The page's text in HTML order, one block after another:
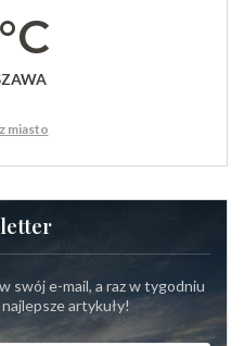
miasto
swój e-mail, a raz w tygodniu
artykuły!